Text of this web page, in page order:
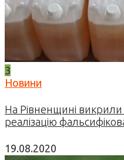
3
Новини
На Рівненщині викрили
реалізацію
19.08.2020